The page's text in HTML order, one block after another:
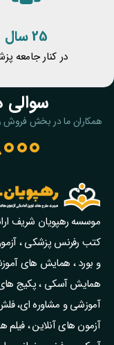
25 سال
در کنار جامعه
سوالی
همکاران ما در بخش فروش
موسسه رهپویان شریف
کتب رفرنس پزشکی ،
و بورد ، همایش های
همایش آسکی ، پکیج‌
آموزشی و مشاوره‌ ای،
آزمون‌ های آنلاین ، فیلم‌